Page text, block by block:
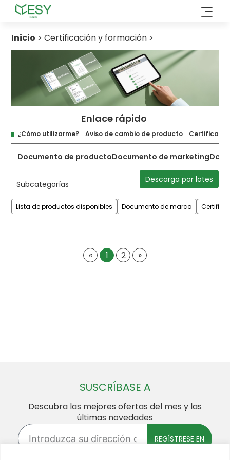
Inicio > Certificación y formación >
Enlace rápido
¿Cómo utilizarme? Aviso de cambio de producto
Documento de productoDocumento de marketing
Subcategorías Descarga por lotes
Lista de productos disponibles Documento de marca
« 1 2 »
SUSCRÍBASE A
Descubra las mejores ofertas del mes y las
últimas novedades
Introduzca
su
REGÍSTRESE EN